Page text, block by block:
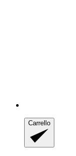
Carrello